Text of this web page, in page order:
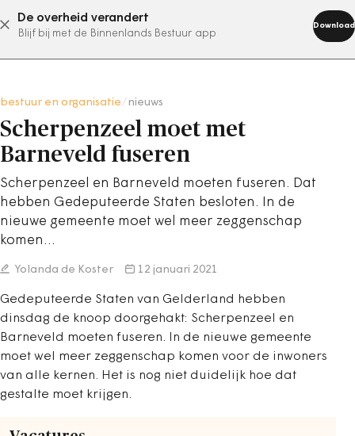
De overheid verandert
Blijf bij met de Binnenlands Bestuur app
Download
abonneer nu
bestuur en organisatie nieuws
Scherpenzeel moet met
Barneveld fuseren
Scherpenzeel en Barneveld moeten fuseren. Dat
hebben Gedeputeerde Staten besloten. In de
nieuwe gemeente moet wel meer zeggenschap
komen…
Yolanda de Koster 12 januari 2021
Gedeputeerde Staten van Gelderland hebben
dinsdag de knoop doorgehakt: Scherpenzeel en
Barneveld moeten fuseren. In de nieuwe gemeente
moet wel meer zeggenschap komen voor de inwoners
van alle kernen. Het is nog niet duidelijk hoe dat
gestalte moet krijgen.